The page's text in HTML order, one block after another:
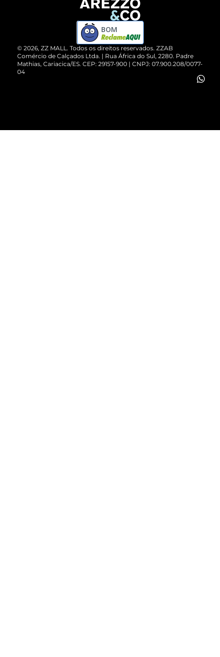
ZZ MALL é confiável
Cartão Presente
Vendas Corporativas
Devolução do Produto
Compre pelo WhatsApp
© 2026, ZZ MALL. Todos os direitos reservados. ZZAB
Comércio de Calçados Ltda. | Rua África do Sul, 2280. Padre
Mathias, Cariacica/ES. CEP: 29157-900 | CNPJ: 07.900.208/0077-
04
BOM